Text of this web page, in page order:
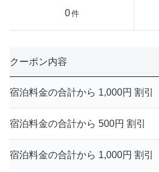
0件
クーポン内容
宿泊料金の合計から 1,000円 割引
宿泊料金の合計から 500円 割引
宿泊料金の合計から 1,000円 割引